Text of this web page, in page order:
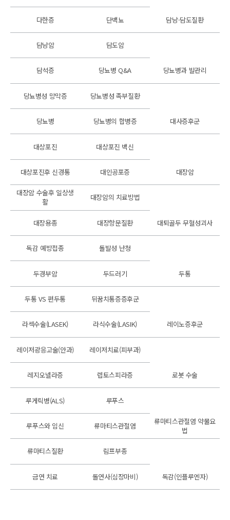
다한증 단백뇨 담낭·담도질환
담낭암 담도암
담석증 당뇨병 Q&A 당뇨병과 발관리
당뇨병성 망막증 당뇨병성 족부질환
당뇨병 당뇨병의 합병증 대사증후군
대상포진 대상포진 백신
대상포진후 신경통 대인공포증 대장암
대장암 수술후 일상생
활
대장암의 치료방법
대장용종 대장항문질환 대퇴골두 무혈성괴사
독감 예방접종 돌발성 난청
두경부암 두드러기 두통
두통 VS 편두통 뒤꿈치통증증후군
라섹수술(LASEK) 라식수술(LASIK) 레이노증후군
레이저광응고술(안과) 레이저치료(피부과)
레지오넬라증 렙토스피라증 로봇 수술
루게릭병(ALS) 루푸스
루푸스와 임신 류마티스관절염
류마티스관절염 약물요
법
류마티스질환 림프부종
금연 치료 돌연사(심장마비) 독감(인플루엔자)